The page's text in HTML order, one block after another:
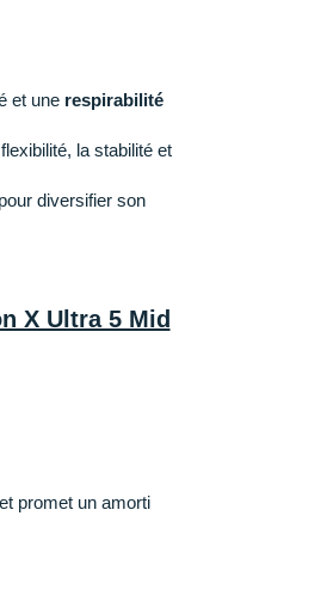
et une respirabilité
la stabilité et
diversifier son
X Ultra 5 Mid
promet un amorti